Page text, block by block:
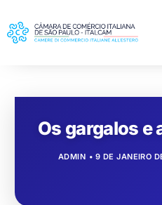
Os gargalos e
ADMIN 9 DE JANEIRO